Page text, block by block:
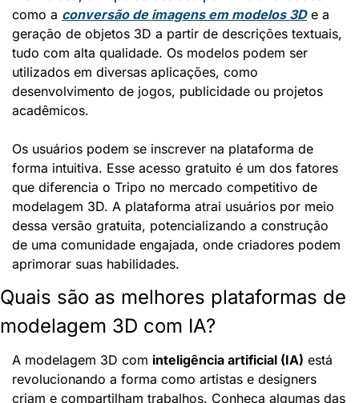
como a conversão de imagens em modelos 3D e a
geração de objetos 3D a partir de descrições textuais,
tudo com alta qualidade. Os modelos podem ser
utilizados em diversas aplicações, como
desenvolvimento de jogos, publicidade ou projetos
acadêmicos.
Os usuários podem se inscrever na plataforma de
forma intuitiva. Esse acesso gratuito é um dos fatores
que diferencia o Tripo no mercado competitivo de
modelagem 3D. A plataforma atrai usuários por meio
dessa versão gratuita, potencializando a construção
de uma comunidade engajada, onde criadores podem
aprimorar suas habilidades.
Quais são as melhores plataformas de
modelagem 3D com IA?
A modelagem 3D com inteligência artificial (IA) está
revolucionando a forma como artistas e designers
criam e compartilham trabalhos. Conheça algumas das